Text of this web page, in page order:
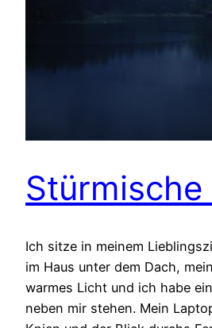
Stürmische
Ich sitze in meinem
im Haus unter dem Dach,
warmes Licht und ich habe
neben mir stehen. Mein